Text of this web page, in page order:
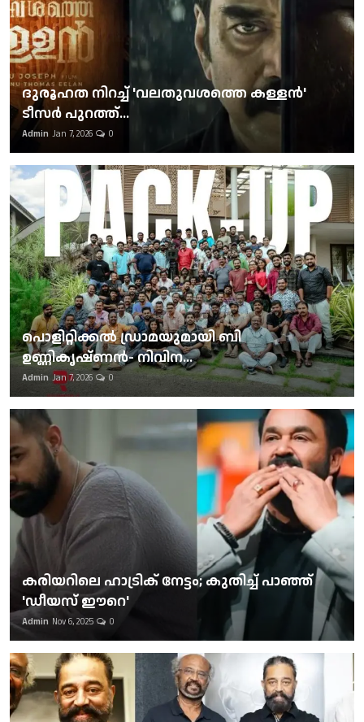
ദുരൂഹത നിറച്ച് 'വലതുവശത്തെ കള്ളന്‍'
ടീസര്‍ പുറത്ത്...
Admin Jan 7, 2026 0
പൊളിറ്റിക്കല്‍ ഡ്രാമയുമായി ബി
ഉണ്ണികൃഷ്ണന്‍- നിവിന...
Admin Jan 7, 2026 0
കരിയറിലെ ഹാട്രിക് നേട്ടം; കുതിച്ച് പാഞ്ഞ്
'ഡീയസ് ഈറെ'
Admin Nov 6, 2025 0